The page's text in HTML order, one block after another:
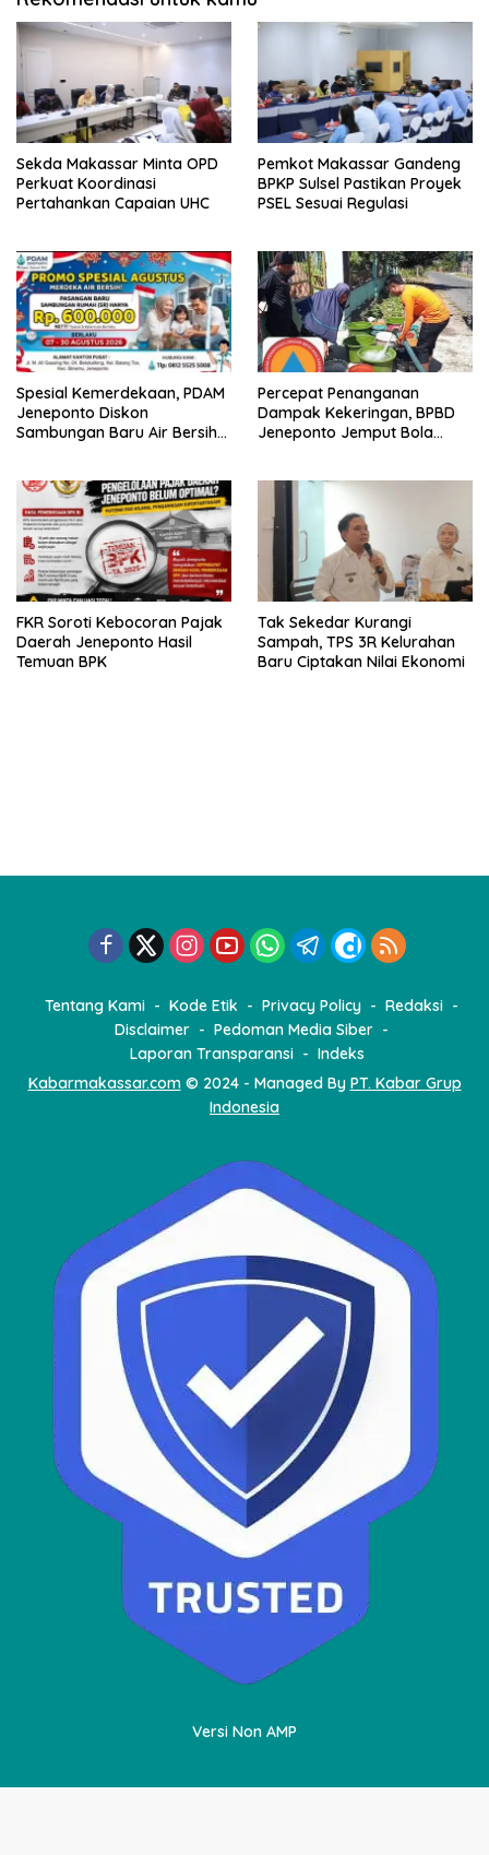
Sekda Makassar Minta OPD
Perkuat Koordinasi
Pertahankan Capaian UHC
Pemkot Makassar Gandeng
BPKP Sulsel Pastikan Proyek
PSEL Sesuai Regulasi
Spesial Kemerdekaan, PDAM
Jeneponto Diskon
Sambungan Baru Air Bersih
Percepat Penanganan
Dampak Kekeringan, BPBD
Jeneponto Jemput Bola
FKR Soroti Kebocoran Pajak
Daerah Jeneponto Hasil
Temuan BPK
Tak Sekedar Kurangi
Sampah, TPS 3R Kelurahan
Baru Ciptakan Nilai Ekonomi
Tentang Kami Kode Etik Privacy Policy
Redaksi
Disclaimer
Pedoman Media Siber
Laporan Transparansi
Indeks
Kabarmakassar.com© 2024 - Managed By PT. Kabar Grup
Indonesia
Versi Non AMP